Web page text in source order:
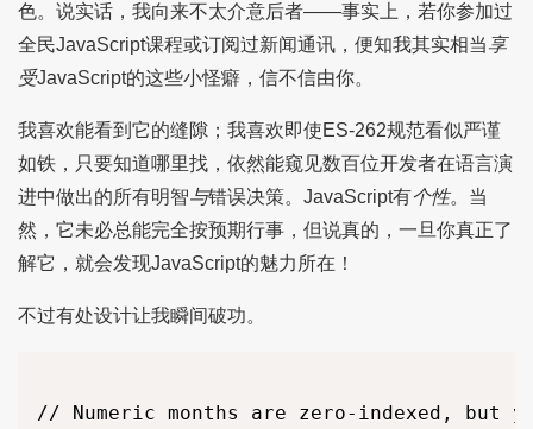
色。说实话，我向来不太介意后者——事实上，若你参加过
全民JavaScript课程或订阅过新闻通讯，便知我其实相当享
受JavaScript的这些小怪癖，信不信由你。
我喜欢能看到它的缝隙；我喜欢即使ES-262规范看似严谨
如铁，只要知道哪里找，依然能窥见数百位开发者在语言演
进中做出的所有明智与错误决策。JavaScript有个性。当
然，它未必总能完全按预期行事，但说真的，一旦你真正了
解它，就会发现JavaScript的魅力所在！
不过有处设计让我瞬间破功。
// Numeric months are zero-indexed, but